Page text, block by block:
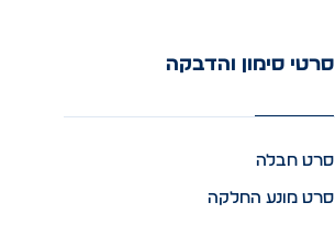
סרטי סימון והדבקה
סרט חבלה
סרט מונע החלקה